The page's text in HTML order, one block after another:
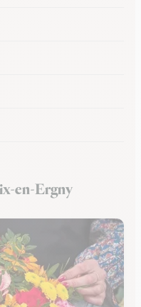
en-Ergny